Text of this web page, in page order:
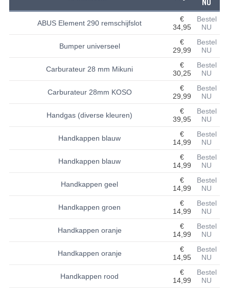
PLASTIC PARTS
BASHAN 200S-7-200S-A
BRANDSTOF SYSTEEM
ELEKTRONICA
KABELS
KAPPEN EN FRAME
KETTING EN TANDWIELEN
KOEL SYSTEEM
ABUS Element 290 remschijfslot
€
34,95
Bestel
NU
Bumper universeel
€
29,99
Bestel
NU
Carburateur 28 mm Mikuni
€
30,25
Bestel
NU
Carburateur 28mm KOSO
€
29,99
Bestel
NU
Handgas (diverse kleuren)
€
39,95
Bestel
NU
Handkappen blauw
€
14,99
Bestel
NU
Handkappen blauw
€
14,99
Bestel
NU
Handkappen geel
€
14,99
Bestel
NU
Handkappen groen
€
14,99
Bestel
NU
Handkappen oranje
€
14,99
Bestel
NU
Handkappen oranje
€
14,95
Bestel
NU
Handkappen rood
€
14,99
Bestel
NU